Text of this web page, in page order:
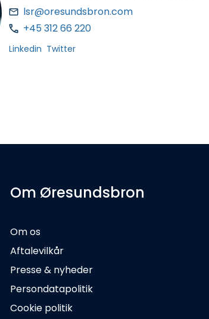
lsr@oresundsbron.com
+45 312 66 220
Linkedin Twitter
Om Øresundsbron
Om os
Aftalevilkår
Presse & nyheder
Persondatapolitik
Cookie politik